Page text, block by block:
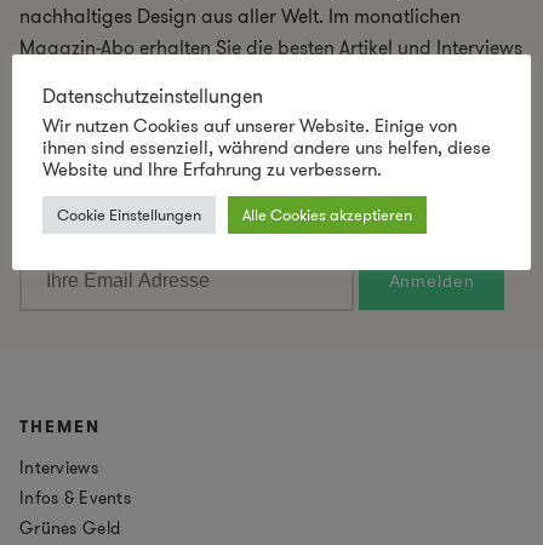
nachhaltiges Design aus aller Welt. Im monatlichen
Magazin-Abo erhalten Sie die besten Artikel und Interviews
Neuigkeiten, Angebote und Verlosungen aus dem Lilli
Green Shop. Als Mitglied der Lilli Green Community
erhalten Sie außerdem 5% Rabatt auf das reguläre
Shopsortiment!
THEMEN
Interviews
Infos & Events
Grünes Geld
Datenschutzeinstellungen
Wir nutzen Cookies auf unserer Website. Einige von
ihnen sind essenziell, während andere uns helfen, diese
Website und Ihre Erfahrung zu verbessern.
Cookie Einstellungen Alle Cookies akzeptieren